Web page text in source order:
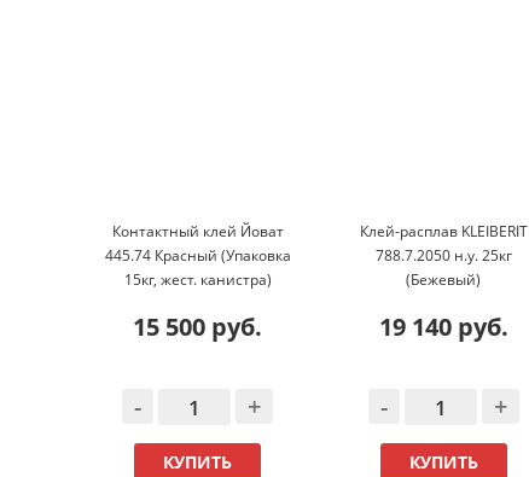
Контактный клей Йоват
445.74 Красный (Упаковка
15кг, жест. канистра)
15 500 руб.
- +
КУПИТЬ
Клей-расплав KLEIBERIT
788.7.2050 н.у. 25кг
(Бежевый)
19 140 руб.
- +
КУПИТЬ